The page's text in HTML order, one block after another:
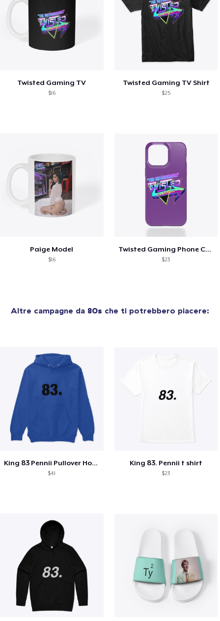
Twisted Gaming TV
$16
Twisted Gaming TV Shirt
$25
Paige Model
$16
Twisted Gaming Phone Case
$23
Altre campagne da 80s che ti potrebbero piacere:
King 83 Pennii Pullover Hoodie
$41
King 83. Pennii t shirt
$23